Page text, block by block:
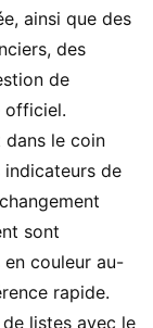
ainsi que des
des
de
officiel.
le coin
de
sont
couleur au-
rapide.
listes avec le